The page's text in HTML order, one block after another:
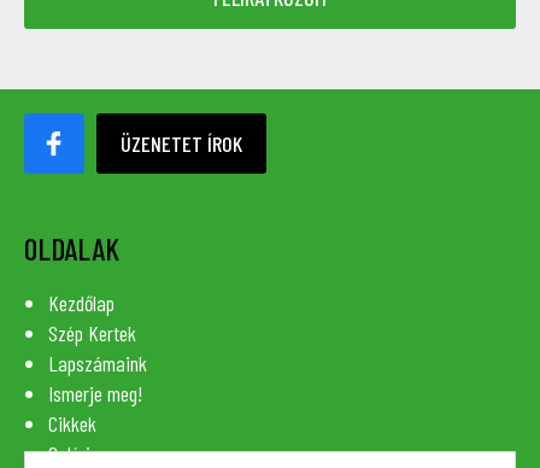
ÜZENETET ÍROK
OLDALAK
Kezdőlap
Szép Kertek
Lapszámaink
Ismerje meg!
Cikkek
Galéria